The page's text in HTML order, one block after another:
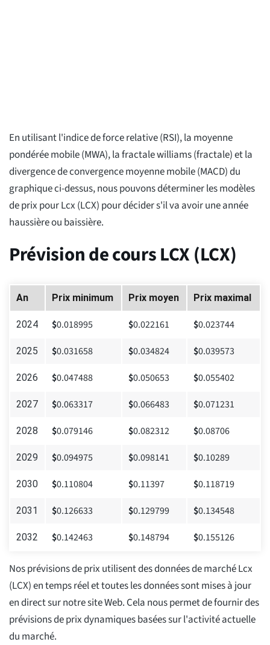
En utilisant l'indice de force relative (RSI), la moyenne
pondérée mobile (MWA), la fractale williams (fractale) et la
divergence de convergence moyenne mobile (MACD) du
graphique ci-dessus, nous pouvons déterminer les modèles
de prix pour Lcx (LCX) pour décider s'il va avoir une année
haussière ou baissière.
Prévision de cours LCX (LCX)
An Prix minimum Prix moyen Prix maximal
2024 $0.018995 $0.022161 $0.023744
2025 $0.031658 $0.034824 $0.039573
2026 $0.047488 $0.050653 $0.055402
2027 $0.063317 $0.066483 $0.071231
2028 $0.079146 $0.082312 $0.08706
2029 $0.094975 $0.098141 $0.10289
2030 $0.110804 $0.11397 $0.118719
2031 $0.126633 $0.129799 $0.134548
2032 $0.142463 $0.148794 $0.155126
Nos prévisions de prix utilisent des données de marché Lcx
(LCX) en temps réel et toutes les données sont mises à jour
en direct sur notre site Web. Cela nous permet de fournir des
prévisions de prix dynamiques basées sur l'activité actuelle
du marché.